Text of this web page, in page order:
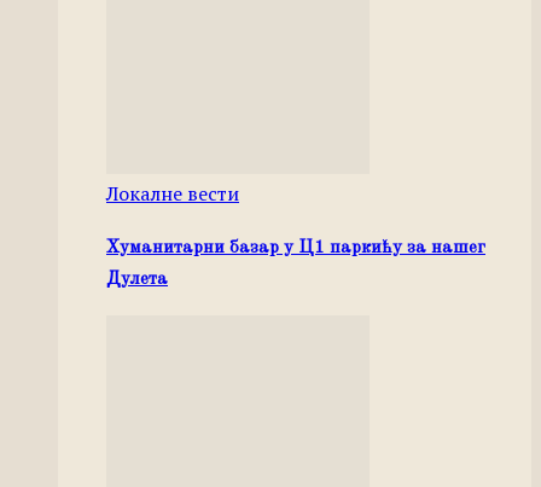
Локалне вести
Хуманитарни базар у Ц1 паркићу за нашег
Дулета